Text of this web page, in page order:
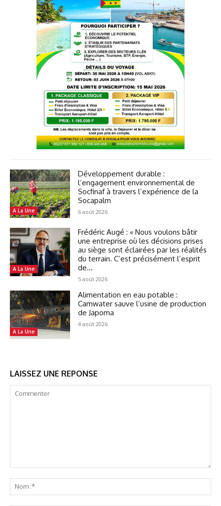
A La Une
Développement durable :
l’engagement environnemental de
Socfinaf à travers l’expérience de la
Socapalm
6 août 2026
A La Une
Frédéric Augé : « Nous voulons bâtir
une entreprise où les décisions prises
au siège sont éclairées par les réalités
du terrain. C’est précisément l’esprit
de...
5 août 2026
A La Une
Alimentation en eau potable :
Camwater sauve l’usine de production
de Japoma
4 août 2026
LAISSEZ UNE REPONSE
:*